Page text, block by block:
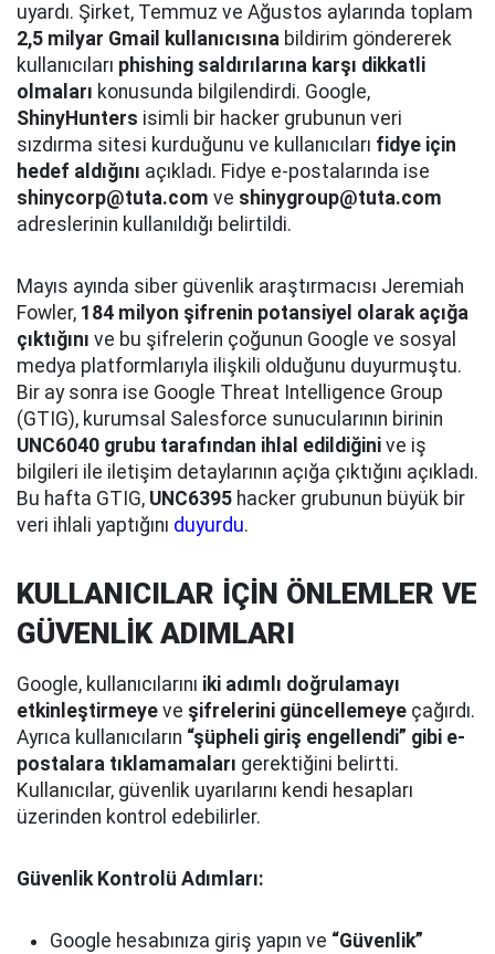
uyardı. Şirket, Temmuz ve Ağustos aylarında toplam
2,5 milyar Gmail kullanıcısına bildirim göndererek
kullanıcıları phishing saldırılarına karşı dikkatli
olmaları konusunda bilgilendirdi. Google,
ShinyHunters isimli bir hacker grubunun veri
sızdırma sitesi kurduğunu ve kullanıcıları fidye için
hedef aldığını açıkladı. Fidye e-postalarında ise
shinycorp@tuta.com ve shinygroup@tuta.com
adreslerinin kullanıldığı belirtildi.
Mayıs ayında siber güvenlik araştırmacısı Jeremiah
Fowler, 184 milyon şifrenin potansiyel olarak açığa
çıktığını ve bu şifrelerin çoğunun Google ve sosyal
medya platformlarıyla ilişkili olduğunu duyurmuştu.
Bir ay sonra ise Google Threat Intelligence Group
(GTIG), kurumsal Salesforce sunucularının birinin
UNC6040 grubu tarafından ihlal edildiğini ve iş
bilgileri ile iletişim detaylarının açığa çıktığını açıkladı.
Bu hafta GTIG, UNC6395 hacker grubunun büyük bir
veri ihlali yaptığını duyurdu.
KULLANICILAR İÇİN ÖNLEMLER VE
GÜVENLİK ADIMLARI
Google, kullanıcılarını iki adımlı doğrulamayı
etkinleştirmeye ve şifrelerini güncellemeye çağırdı.
Ayrıca kullanıcıların “şüpheli giriş engellendi” gibi e-
postalara tıklamamaları gerektiğini belirtti.
Kullanıcılar, güvenlik uyarılarını kendi hesapları
üzerinden kontrol edebilirler.
Güvenlik Kontrolü Adımları:
Google hesabınıza giriş yapın ve “Güvenlik”